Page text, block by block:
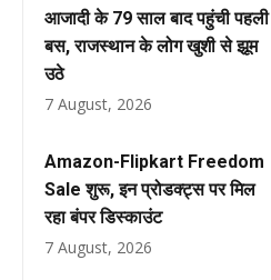
आजादी के 79 साल बाद पहुंची पहली
बस, राजस्थान के लोग खुशी से झूम
उठे
7 August, 2026
Amazon-Flipkart Freedom
Sale शुरू, इन प्रोडक्ट्स पर मिल
रहा बंपर डिस्काउंट
7 August, 2026